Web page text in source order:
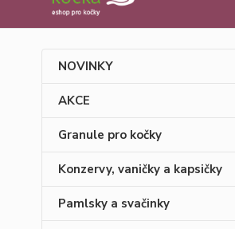
NOVINKY
AKCE
Granule pro kočky
Konzervy, vaničky a kapsičky
Pamlsky a svačinky